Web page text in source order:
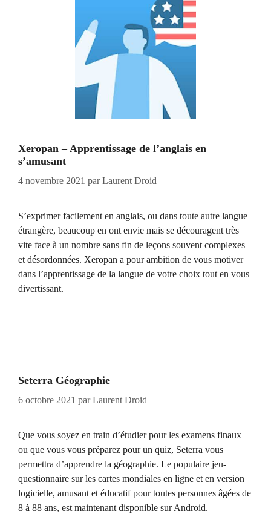
Xeropan – Apprentissage de l’anglais en
s’amusant
4 novembre 2021 parLaurent Droid
S’exprimer facilement en anglais, ou dans toute autre langue
étrangère, beaucoup en ont envie mais se découragent très
vite face à un nombre sans fin de leçons souvent complexes
et désordonnées. Xeropan a pour ambition de vous motiver
dans l’apprentissage de la langue de votre choix tout en vous
divertissant.
Seterra Géographie
6 octobre 2021 parLaurent Droid
Que vous soyez en train d’étudier pour les examens finaux
ou que vous vous préparez pour un quiz, Seterra vous
permettra d’apprendre la géographie. Le populaire jeu-
questionnaire sur les cartes mondiales en ligne et en version
logicielle, amusant et éducatif pour toutes personnes âgées de
8 à 88 ans, est maintenant disponible sur Android.